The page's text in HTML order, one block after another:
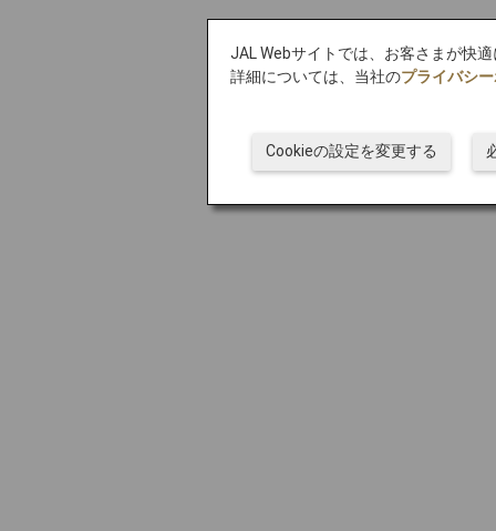
JAL Webサイトでは、お客さまが快
詳細については、当社のプライバシ
Cookieの設定を変更する